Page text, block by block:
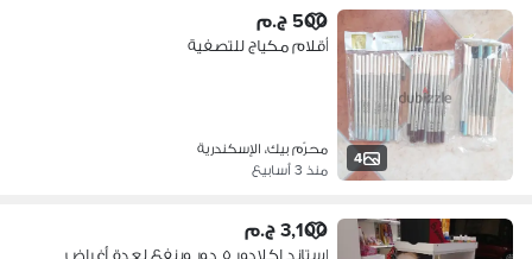
4
500 ج.م
أقلام مكياج للتصفية
محرّم بيك، الإسكندرية
منذ 3 أسابيع
3,100 ج.م
استاند اكلادور ٥ دور وينفع لعدة أغراض